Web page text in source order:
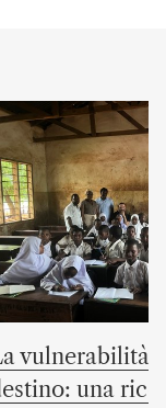
vulnerabilità
una